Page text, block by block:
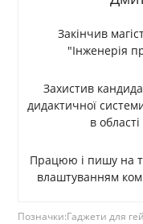
Закінчив
"Інженерія
Захистив
дидактичної
в
Працюю і пишу на
влаштуванням
Позначки:Гаджети для